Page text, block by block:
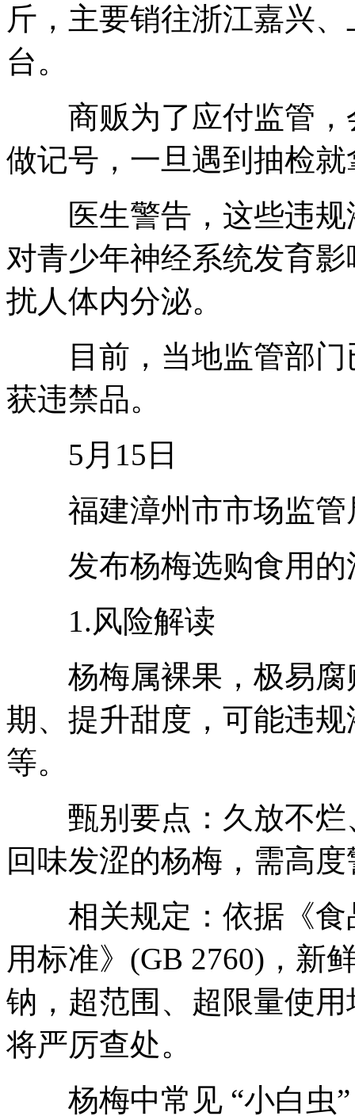
斤，主要销往浙江嘉兴
台。
商贩为了应付监管，
做记号，一旦遇到抽检
医生警告，这些违规
对青少年神经系统发育
扰人体内分泌。
目前，当地监管部门
获违禁品。
5月15日
福建漳州市市场监管
发布杨梅选购食用的
1.风险解读
杨梅属裸果，极易腐
期、提升甜度，可能违
等。
甄别要点：久放不烂
回味发涩的杨梅，需高
相关规定：依据《食
用标准》(GB 2760)，新
钠，超范围、超限量使
将严厉查处。
杨梅中常见 “小白虫”